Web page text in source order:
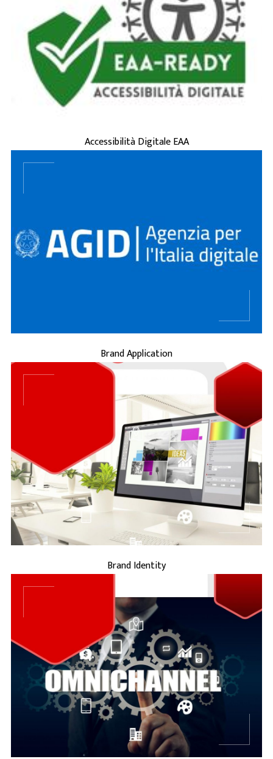
L'
accessibilità digitale
è la capacità di siti
web, applicazioni e servizi online di essere
usati da tutti, incluse persone con disabilità
(visive, uditive, motorie, cognitive) o
esigenze tempo ...
ACCESSIBILITÀ DIGITALE EAA
Accessibilità Digitale EAA
...
Brand Application
BRAND IDENTITY
Brand Identity
...
BRAND MARKETING